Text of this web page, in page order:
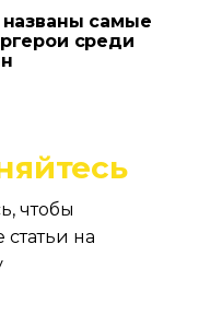
самые
среди
чтобы
статьи на